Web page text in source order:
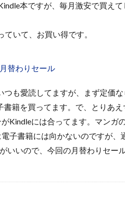
本ですが、毎月激安で買えて
いて、お買い得です。
替わりセール
つも愛読してますが、まず定価
書籍を買ってます。で、とりあ
Kindleには合ってます。マンガ
子書籍には向かないのですが、
いいので、今回の月替わりセー